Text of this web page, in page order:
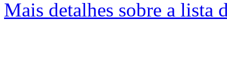
Mais detalhes sobre a lista